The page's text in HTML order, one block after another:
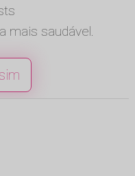
mais saudável.